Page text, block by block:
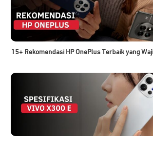
15+ Rekomendasi HP OnePlus Terbaik yang